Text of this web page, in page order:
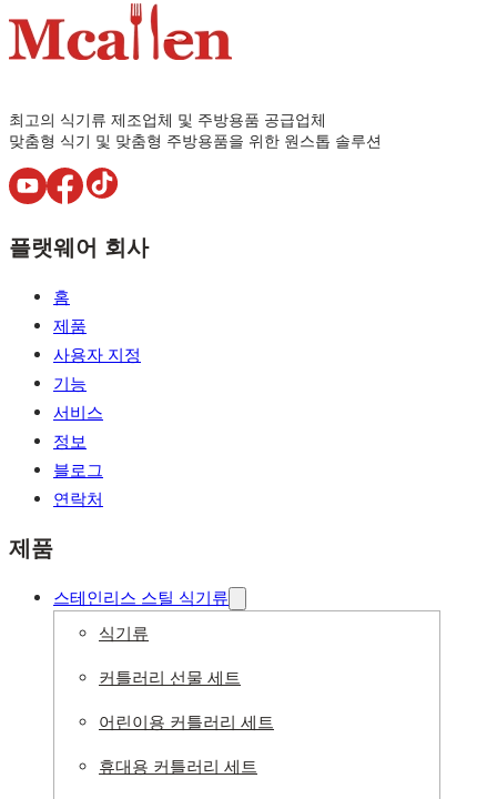
최고의 식기류 제조업체 및 주방용품 공급업체
맞춤형 식기 및 맞춤형 주방용품을 위한 원스톱 솔루션
플랫웨어 회사
홈
제품
사용자 지정
기능
서비스
정보
블로그
연락처
제품
스테인리스 스틸 식기류
식기류
커틀러리 선물 세트
어린이용 커틀러리 세트
휴대용 커틀러리 세트